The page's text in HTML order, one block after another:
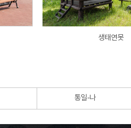
생태연못
통일-나